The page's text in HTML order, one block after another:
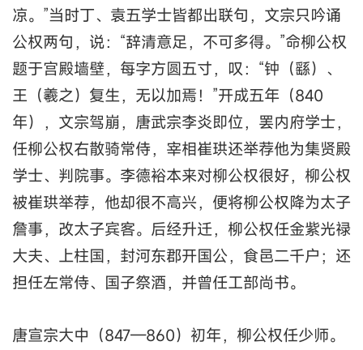
凉。”当时丁、袁五学士皆都出联句，文宗只吟诵
公权两句，说：“辞清意足，不可多得。”命柳公权
题于宫殿墙壁，每字方圆五寸，叹：“钟（繇）、
王（羲之）复生，无以加焉！”开成五年（840
年），文宗驾崩，唐武宗李炎即位，罢内府学士，
任柳公权右散骑常侍，宰相崔珙还举荐他为集贤殿
学士、判院事。李德裕本来对柳公权很好，柳公权
被崔珙举荐，他却很不高兴，便将柳公权降为太子
詹事，改太子宾客。后经升迁，柳公权任金紫光禄
大夫、上柱国，封河东郡开国公，食邑二千户；还
担任左常侍、国子祭酒，并曾任工部尚书。
唐宣宗大中（847—860）初年，柳公权任少师。